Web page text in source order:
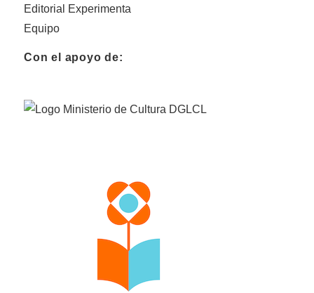
Editorial Experimenta
Equipo
Con el apoyo de: